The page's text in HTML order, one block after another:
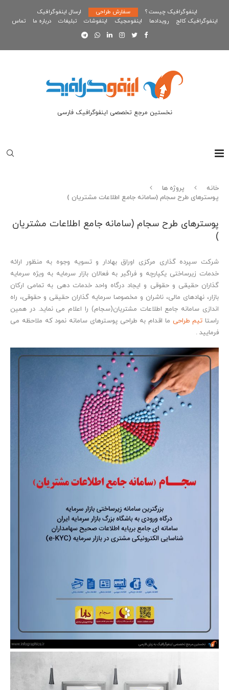
اینفوگرافیک چیست ؟ سفارش طراحی
ارسال اینفوگرافیک
اینفوگرافیک کالج
رویدادها اینفومجیک اینفوشات تبلیغات درباره ما تماس
نخستین مرجع تخصصی اینفوگرافیک فارسی
خانه
پروژه ها
پوسترهای طرح سجام (سامانه جامع اطلاعات مشتریان )
پوسترهای طرح سجام (سامانه جامع اطلاعات مشتریان
)
شرکت سپرده گذاری مرکزی اوراق بهادار و تسویه وجوه به منظور ارائه
خدمات زیرساختی یکپارچه و فراگیر به فعالان بازار سرمایه به ویژه سرمایه
گذاران حقیقی و حقوقی و ایجاد درگاه واحد خدمات دهی به تمامی ارکان
بازار، نهادهای مالی، ناشران و مخصوصا سرمایه گذاران حقیقی و حقوقی، راه
اندازی سامانه جامع اطلاعات مشتریان(سجام) را اعلام می نماید. در همین
راستا تیم طراحی ما اقدام به طراحی پوسترهای سامانه نمود که ملاحظه می
فرمایید .